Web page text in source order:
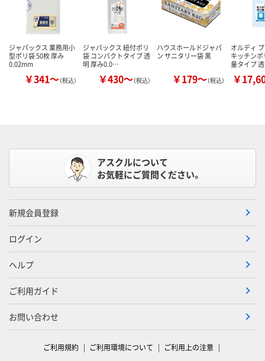
ジャパックス 業務用小
型ポリ袋 50枚 厚み
0.02mm
￥341～（税込）
ジャパックス 紐付ポリ
袋 コンパクトタイプ 透
明 厚み0.0…
￥430～（税込）
ハウスホールドジャパ
ン サニタリー袋 黒
￥179～（税込）
オルディ
キッチンポ
量タイプ
￥
アスクルについて
お気軽にご質問ください。
新規会員登録
ログイン
ヘルプ
ご利用ガイド
お問い合わせ
ご利用規約 ご利用環境について
ご利用上の注意